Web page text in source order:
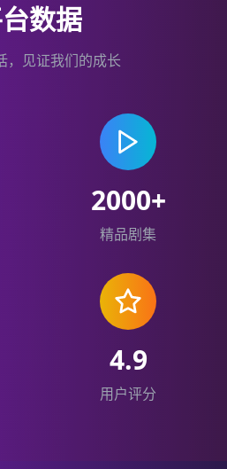
数据
，见证我们的成长
2000+
精品剧集
4.9
用户评分